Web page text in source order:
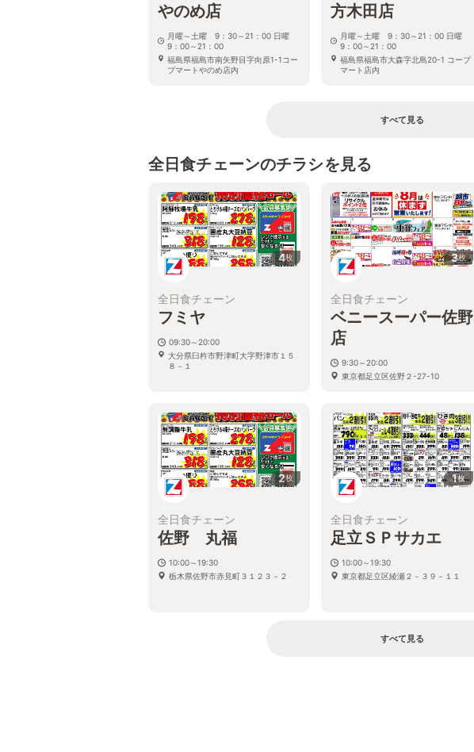
やのめ店
月曜～土曜 9：30～21：00 日曜
9：00～21：00
福島県福島市南矢野目字向原1-1コー
プマートやのめ店内
方木田店
月曜～土曜 9：30～21：00 日曜
9：00～21：00
福島県福島市大森字北島20-1 コープ
マート店内
すべて見る
全日食チェーンのチラシを見る
4枚
全日食チェーン
フミヤ
09:30～20:00
大分県臼杵市野津町大字野津市１５
８－１
3枚
全日食チェーン
ベニースーパー佐野
店
9:30～20:00
東京都足立区佐野２-27-10
2枚
全日食チェーン
佐野 丸福
10:00～19:30
栃木県佐野市赤見町３１２３－２
1枚
全日食チェーン
足立ＳＰサカエ
10:00～19:30
東京都足立区綾瀬２－３９－１１
すべて見る